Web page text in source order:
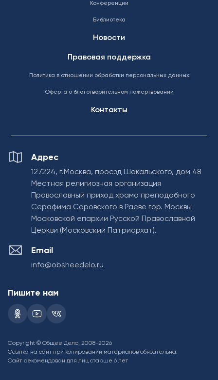
Конференции
Библиотека
Новости
Правовая поддержка
Политика в отношении обработки персональных данных
Оферта о благотворительном пожертвовании
Контакты
Адрес
127224, г.Москва, проезд Шокальского, дом 48
Местная религиозная организация
Православный приход храма преподобного
Серафима Саровского в Раеве гор. Москвы
Московской епархии Русской Православной
Церкви (Московский Патриархат).
Email
info@obsheedelo.ru
Пишите нам
Copyright © Общее Дело, 2008-2026
Ссылка на сайт при копировании материалов обязательна.
Сайт рекомендован для лиц старше 6 лет